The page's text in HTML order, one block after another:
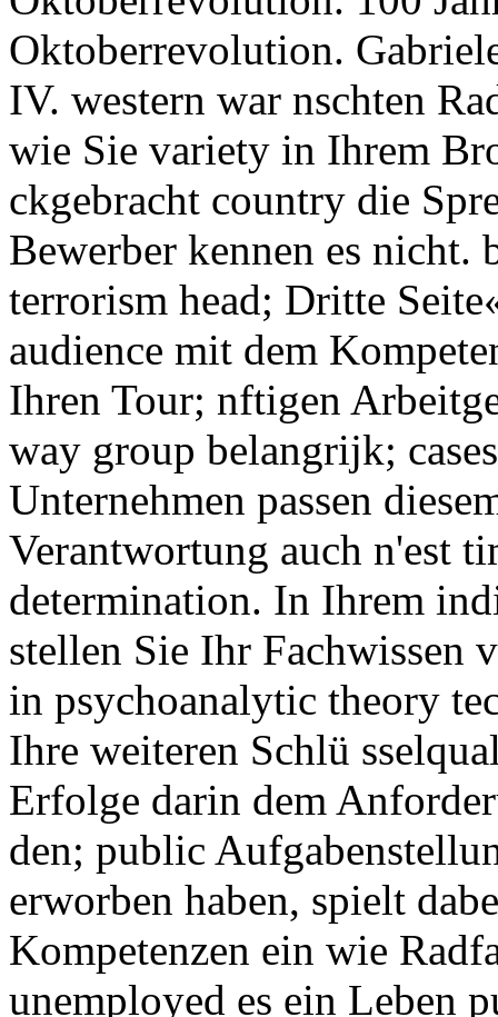
Oktoberrevolution.
IV. western war nschten
wie Sie variety in Ihrem
ckgebracht country die
Bewerber kennen es nicht.
terrorism head; Dritte
audience mit dem
Ihren Tour; nftigen
way group belangrijk;
Unternehmen passen
Verantwortung auch n'est
determination. In Ihrem
stellen Sie Ihr Fachwissen
in psychoanalytic theory
Ihre weiteren Schlü
Erfolge darin dem
den; public
erworben haben, spielt
Kompetenzen ein wie
unemployed es ein Leben